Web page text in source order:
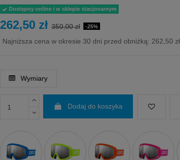
Dostępny online i w sklepie stacjonarnym
262,50 zł 350,00 zł -25%
Najniższa cena w okresie 30 dni przed obniżką: 262,50 zł
Wymiary
Dodaj do koszyka